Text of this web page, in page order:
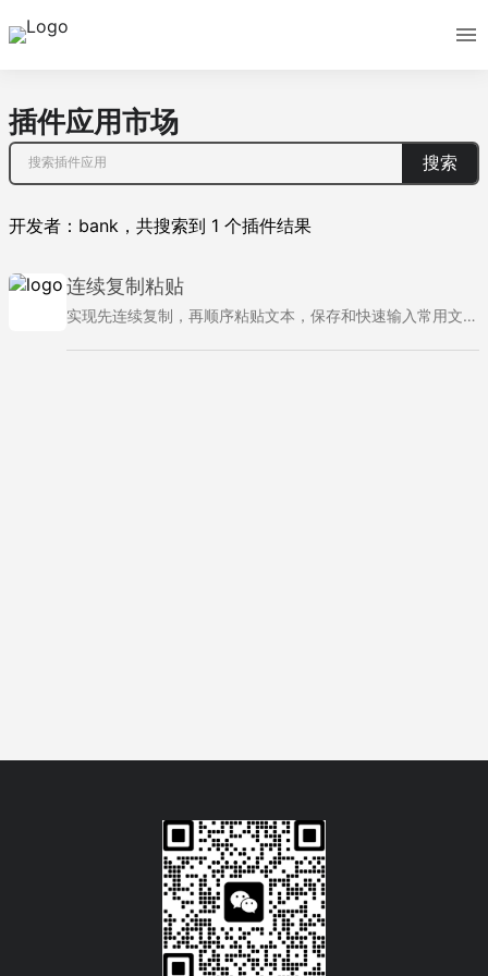
插件应用市场
搜索
开发者： bank ， 共搜索到 1 个插件结果
连续复制粘贴
实现先连续复制，再顺序粘贴文本，保存和快速输入常用文本。